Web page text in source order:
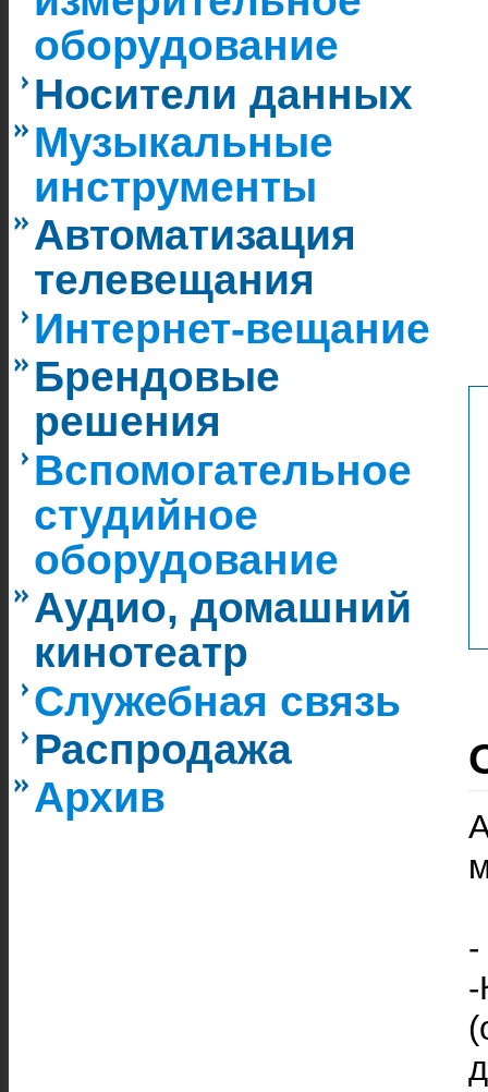
оборудование
Носители данных
Музыкальные
инструменты
Автоматизация
телевещания
Интернет-вещание
Брендовые
решения
Вспомогательное
студийное
оборудование
Аудио, домашний
кинотеатр
Служебная связь
Распродажа
Архив
-